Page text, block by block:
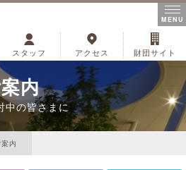
MENU
スタッフ アクセス 財団サイト
内
中の皆さまに
内